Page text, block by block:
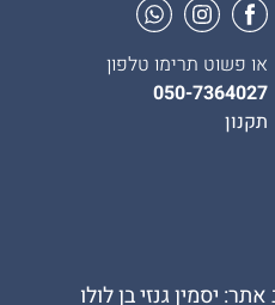
או פשוט תרימו טלפון
050-7364027
תקנון
אתר: יסמין גנזי בן לולו